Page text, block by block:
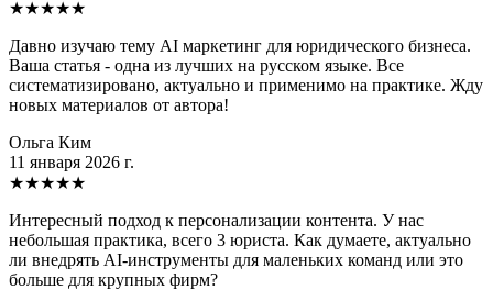
★★★★★
Давно изучаю тему AI маркетинг для юридического бизнеса.
Ваша статья - одна из лучших на русском языке. Все
систематизировано, актуально и применимо на практике. Жду
новых материалов от автора!
Ольга Ким
11 января 2026 г.
★★★★★
Интересный подход к персонализации контента. У нас
небольшая практика, всего 3 юриста. Как думаете, актуально
ли внедрять AI-инструменты для маленьких команд или это
больше для крупных фирм?